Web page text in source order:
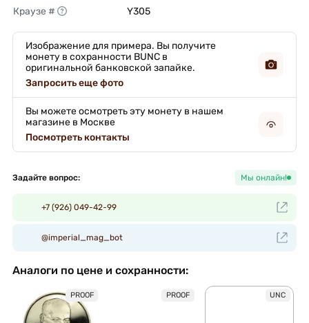
Краузе #
Y305
Изображение для примера. Вы получите
монету в сохранности BUNC в
оригинальной банковской запайке.
Запросить еще фото
Вы можете осмотреть эту монету в нашем
магазине в Москве
Посмотреть контакты
Задайте вопрос: Мы онлайн!
+7 (926) 049-42-99
@imperial_mag_bot
Аналоги по цене и сохранности:
PROOF PROOF UNC